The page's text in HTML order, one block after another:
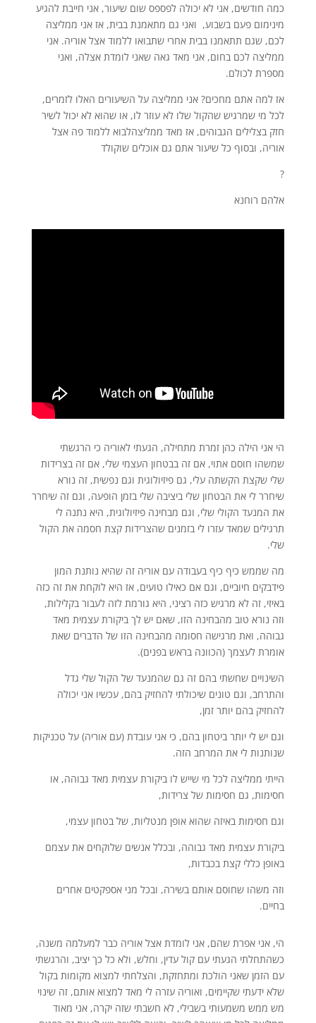
כמה חודשים, אני לא יכולה לפספס שום שיעור, אני חייבת להגיע
מינימום פעם בשבוע, ואני גם מתאמנת בבית, אז אני ממליצה
לכם, שגם תתאמנו בבית אחרי שתבואו ללמוד אצל אוריה. אני
ממליצה לכם בחום, אני מאד גאה שאני לומדת אצלה, ואני
מספרת לכולם.
אז למה אתם מחכים? אני ממליצה על השיעורים האלו לזמרים,
לכל מי שמרגיש שהקול שלו לא עוזר לו, או שהוא לא יכול לשיר
חזק בצלילים הגבוהים, אז מאד ממליצהלבוא ללמוד פה אצל
אוריה, ובסוף כל שיעור אתם גם אוכלים שוקולד
?
אלהם רוחנא
הי אני הילה כהן זמרת מתחילה, הגעתי לאוריה כי הרגשתי
שמשהו חוסם אתוי, אם זה בבטחון העצמי שלי, אם זה בצרידות
שלי שקצת הקשתה עלי, גם פיזיולוגית וגם נפשית, זה נורא
שיחרר לי את הבטחון שלי ביציבה שלי בזמן הופעה, וגם זה שיחרר
את המנעד הקולי שלי, וגם מבחינה פיזיולוגית, היא נתנה לי
תרגילים שמאד עזרו לי בזמנים שהצרידות קצת חסמה את הקול
שלי.
מה שממש כיף כיף בעבודה עם אוריה זה שהיא נותנת המון
פידבקים חיוביים, וגם אם כאילו טועים, אז היא לוקחת את זה כזה
באיזי, זה לא מרגיש כזה רציני, היא גורמת לזה לעבור בקלילות,
וזה נורא טוב מהבחינה הזו, שאם יש לך ביקורת עצמית מאד
גבוהה, ואת מרגישה חסומה מהבחינה הזו של הדברים שאת
אומרת לעצמך (הכוונה בראש בפנים).
השינויים שחשתי בהם זה גם שהמנעד של הקול שלי גדל
והתרחב, וגם טונים שיכולתי להחזיק בהם, עכשיו אני יכולה
להחזיק בהם יותר זמן,
וגם יש לי יותר ביטחון בהם, כי אני עובדת (עם אוריה) על טכניקות
שנותנות לי את המרחב הזה.
הייתי ממליצה לכל מי שייש לו ביקורת עצמית מאד גבוהה, או
חסימות, גם חסימות של צרידות,
וגם חסימות באיזה שהוא אופן מנטליות, של בטחון עצמי,
ביקורת עצמית מאד גבוהה, ובכלל אנשים שלוקחים את עצמם
באופן כללי קצת בכבדות,
וזה משהו שחוסם אותם בשירה, ובכל מני אספקטים אחרים
בחיים.
הי, אני אפרת שהם, אני לומדת אצל אוריה כבר למעלמה משנה,
כשהתחלתי הגעתי עם קול עדין, וחלש, ולא כל כך יציב, והרגשתי
עם הזמן שאני הולכת ומתחזקת, והצלחתי למצוא מקומות בקול
שלא ידעתי שקיימים, ואוריה עזרה לי מאד למצוא אותם, זה שינוי
מש ממש משמעותי בשבילי, לא חשבתי שזה יקרה, אני מאוד